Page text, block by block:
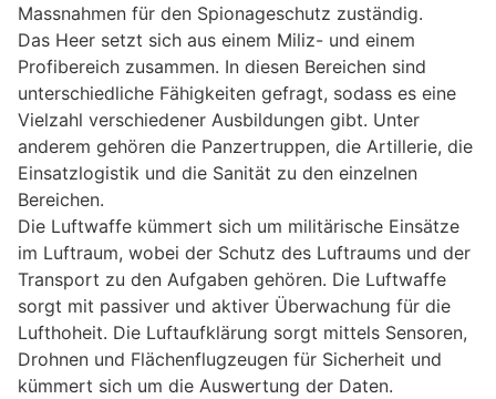
Massnahmen für den Spionageschutz zuständig.
Das Heer setzt sich aus einem Miliz- und einem
Profibereich zusammen. In diesen Bereichen sind
unterschiedliche Fähigkeiten gefragt, sodass es eine
Vielzahl verschiedener Ausbildungen gibt. Unter
anderem gehören die Panzertruppen, die Artillerie, die
Einsatzlogistik und die Sanität zu den einzelnen
Bereichen.
Die Luftwaffe kümmert sich um militärische Einsätze
im Luftraum, wobei der Schutz des Luftraums und der
Transport zu den Aufgaben gehören. Die Luftwaffe
sorgt mit passiver und aktiver Überwachung für die
Lufthoheit. Die Luftaufklärung sorgt mittels Sensoren,
Drohnen und Flächenflugzeugen für Sicherheit und
kümmert sich um die Auswertung der Daten.